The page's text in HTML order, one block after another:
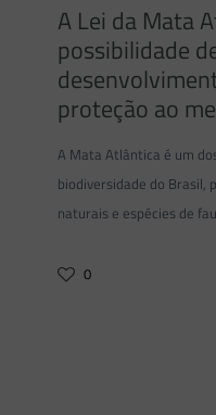
A Lei da Mata
possibilidade
proteção ao
A Mata Atlântica é um
biodiversidade do Brasil,
naturais e espécies de
0